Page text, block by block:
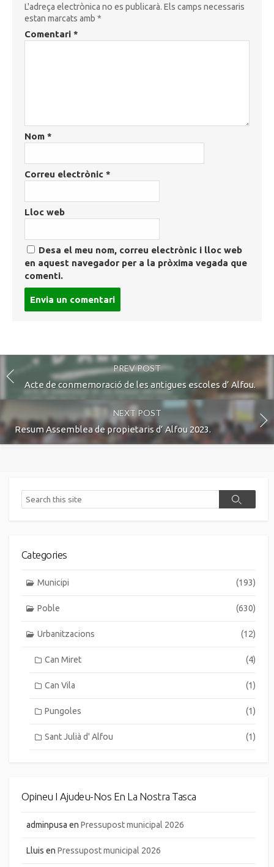
L'adreça electrònica no es publicarà. Els camps necessaris
estan marcats amb *
Comentari *
Nom *
Correu electrònic *
Lloc web
Desa el meu nom, correu electrònic i lloc web
en aquest navegador per a la pròxima vegada que
comenti.
PREV POST
Acte de conmemoració de les antigues escoles d’ Alfou.
NEXT POST
Resum Assemblea de propietaris d’ Alfou 2023.
Search
Search
Categories
Municipi (193)
Poble (630)
Urbanitzacions (12)
Can Miret (4)
Can Vila (1)
Pungoles (1)
Sant Julià d' Alfou (1)
Opineu I Ajudeu-Nos En La Nostra Tasca
adminpusa en Pressupost municipal 2026
Lluis en Pressupost municipal 2026